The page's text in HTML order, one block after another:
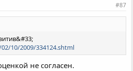
#87
10/2009/334124.shtml
не согласен.